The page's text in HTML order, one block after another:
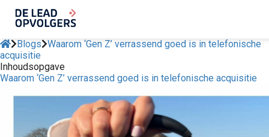
Blogs Waarom ‘Gen Z’ verrassend goed is in telefonische
acquisitie
Inhoudsopgave
Waarom ‘Gen Z’ verrassend goed is in telefonische acquisitie